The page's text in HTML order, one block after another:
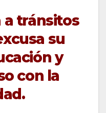
a tránsitos
su
y
con la